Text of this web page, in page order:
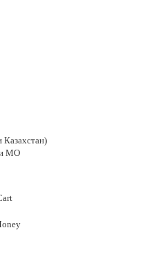
Казахстан)
и МО